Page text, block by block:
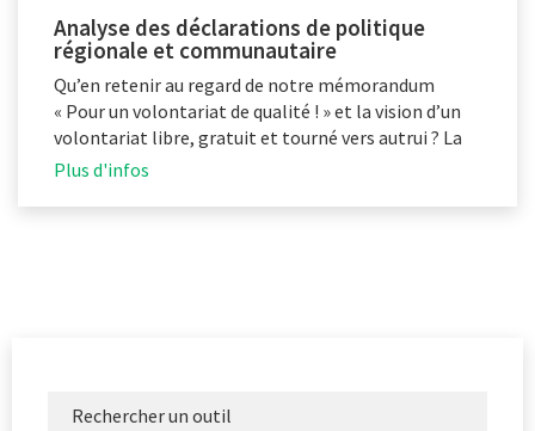
Analyse des déclarations de politique
régionale et communautaire
Qu’en retenir au regard de notre mémorandum
« Pour un volontariat de qualité ! » et la vision d’un
volontariat libre, gratuit et tourné vers autrui ? La
PFV fait le point.
Plus d'infos